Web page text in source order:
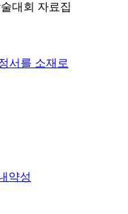
대회 자료집
서를 소재로
약성